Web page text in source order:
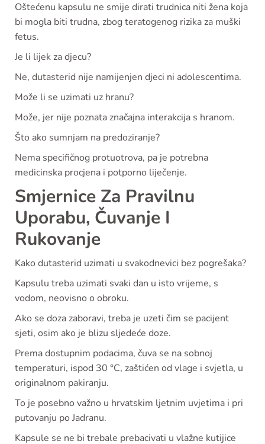
Oštećenu kapsulu ne smije dirati trudnica niti žena koja
bi mogla biti trudna, zbog teratogenog rizika za muški
fetus.
Je li lijek za djecu?
Ne, dutasterid nije namijenjen djeci ni adolescentima.
Može li se uzimati uz hranu?
Može, jer nije poznata značajna interakcija s hranom.
Što ako sumnjam na predoziranje?
Nema specifičnog protuotrova, pa je potrebna
medicinska procjena i potporno liječenje.
Smjernice Za Pravilnu
Uporabu, Čuvanje I
Rukovanje
Kako dutasterid uzimati u svakodnevici bez pogrešaka?
Kapsulu treba uzimati svaki dan u isto vrijeme, s
vodom, neovisno o obroku.
Ako se doza zaboravi, treba je uzeti čim se pacijent
sjeti, osim ako je blizu sljedeće doze.
Prema dostupnim podacima, čuva se na sobnoj
temperaturi, ispod 30 °C, zaštićen od vlage i svjetla, u
originalnom pakiranju.
To je posebno važno u hrvatskim ljetnim uvjetima i pri
putovanju po Jadranu.
Kapsule se ne bi trebale prebacivati u vlažne kutijice